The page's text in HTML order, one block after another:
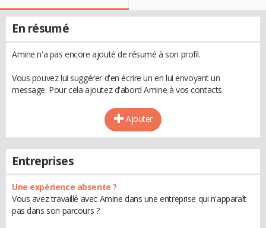
En résumé
Amine n'a pas encore ajouté de résumé à son profil.
Vous pouvez lui suggérer d'en écrire un en lui envoyant un
message. Pour cela ajoutez d'abord Amine à vos contacts.
Ajouter
Entreprises
Une expérience absente ?
Vous avez travaillé avec Amine dans une entreprise qui n'apparaît
pas dans son parcours ?